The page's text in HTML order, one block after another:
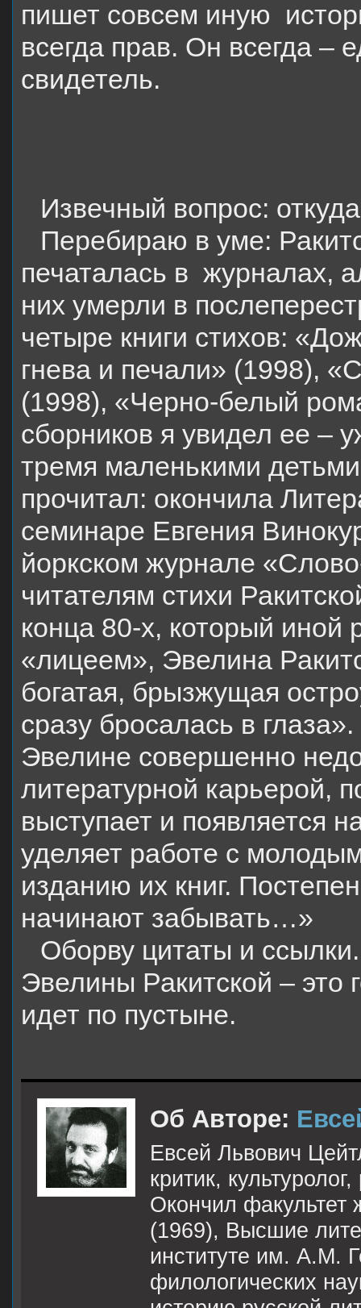
пишет совсем иную
всегда прав. Он всегда –
свидетель.
Извечный вопрос:
Перебираю в уме:
печаталась в журналах,
них умерли в
четыре книги стихов:
гнева и печали» (1998),
(1998), «Черно-белый
сборников я увидел ее
тремя маленькими
прочитал: окончила
семинаре Евгения
йоркском журнале
читателям стихи
конца 80-х, который
«лицеем», Эвелина
богатая, брызжущая
сразу бросалась в
Эвелине совершенно
литературной карьерой,
выступает и появляется
уделяет работе с
изданию их книг.
начинают забывать…»
Оборву цитаты и
Эвелины Ракитской – это
идет по пустыне.
Об Авторе:
Евсей Львович
критик,
Окончил факультет
(1969), Высшие
институте им. А.М.
филологических